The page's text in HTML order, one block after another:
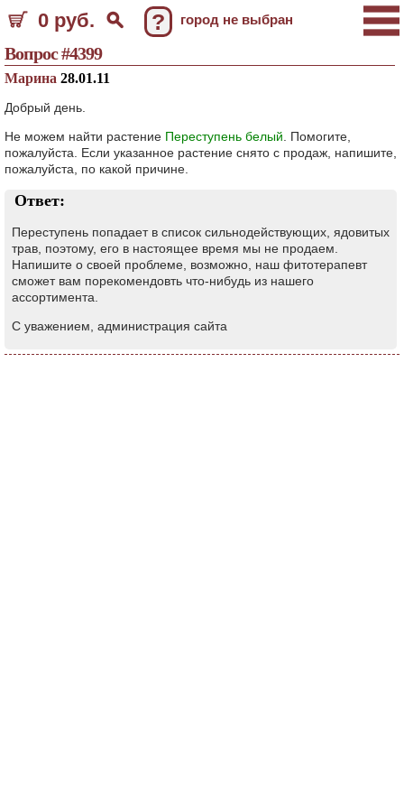
0 руб. ? город не выбран
Вопрос #4399
Марина 28.01.11
Добрый день.
Не можем найти растение Переступень белый . Помогите,
пожалуйста. Если указанное растение снято с продаж, напишите,
пожалуйста, по какой причине.
Ответ:
Переступень попадает в список сильнодействующих, ядовитых
трав, поэтому, его в настоящее время мы не продаем.
Напишите о своей проблеме, возможно, наш фитотерапевт
сможет вам порекомендовть что-нибудь из нашего
ассортимента.
С уважением, администрация сайта